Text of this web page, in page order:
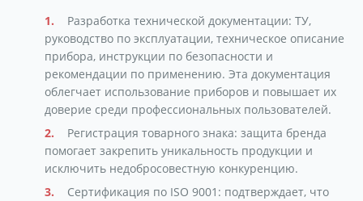
Разработка технической документации: ТУ,
руководство по эксплуатации, техническое описание
прибора, инструкции по безопасности и
рекомендации по применению. Эта документация
облегчает использование приборов и повышает их
доверие среди профессиональных пользователей.
Регистрация товарного знака: защита бренда
помогает закрепить уникальность продукции и
исключить недобросовестную конкуренцию.
Сертификация по ISO 9001: подтверждает, что